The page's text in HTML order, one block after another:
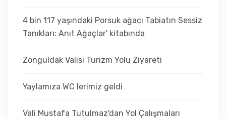
4 bin 117 yaşındaki Porsuk ağacı Tabiatın Sessiz
Tanıkları: Anıt Ağaçlar' kitabında
Zonguldak Valisi Turizm Yolu Ziyareti
Yaylamıza WC lerimiz geldi
Vali Mustafa Tutulmaz'dan Yol Çalışmaları